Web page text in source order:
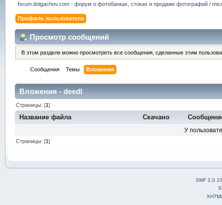
forum.dolgachov.com - форум о фотобанках, стоках и продаже фотографий /
Профиль пользователя
Просмотр сообщений
В этом разделе можно просмотреть все сообщения, сделанные этим
Сообщения Темы Вложения
Вложения - deedl
Страницы: [1]
Название файла Скачано
У
Страницы: [1]
SMF